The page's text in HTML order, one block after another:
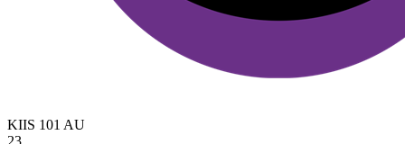
KIIS 101 AU
23